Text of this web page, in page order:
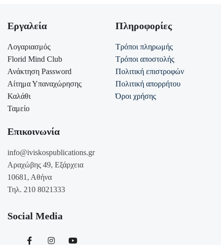
Εργαλεία
Λογαριασμός
Florid Mind Club
Ανάκτηση Password
Αίτημα Υπαναχώρησης
Καλάθι
Ταμείο
Πληροφορίες
Τρόποι πληρωμής
Τρόποι αποστολής
Πολιτική επιστροφών
Πολιτική απορρήτου
Όροι χρήσης
Επικοινωνία
info@iviskospublications.gr
Αραχώβης 49, Εξάρχεια
10681, Αθήνα
Τηλ. 210 8021333
Social Media